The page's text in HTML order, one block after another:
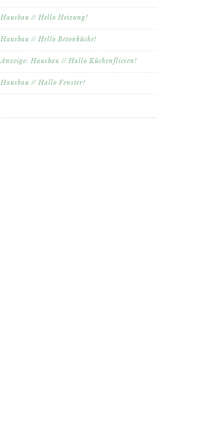
Hausbau // Hello Heizung!
Hausbau // Hello Betonküche!
Anzeige: Hausbau // Hallo Küchenfliesen!
Hausbau // Hallo Fenster!